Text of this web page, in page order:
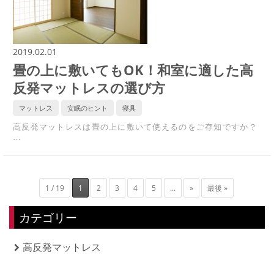
2019.02.01
畳の上に敷いてもOK！和室に適した高
反発マットレスの選び方
マットレス 安眠のヒント 寝具
高反発マットレスは畳の上に敷いて使えるのをご存知ですか？
…
1 / 19 1 2 3 4 5 ... » 最後 »
カテゴリー
高反発マットレス